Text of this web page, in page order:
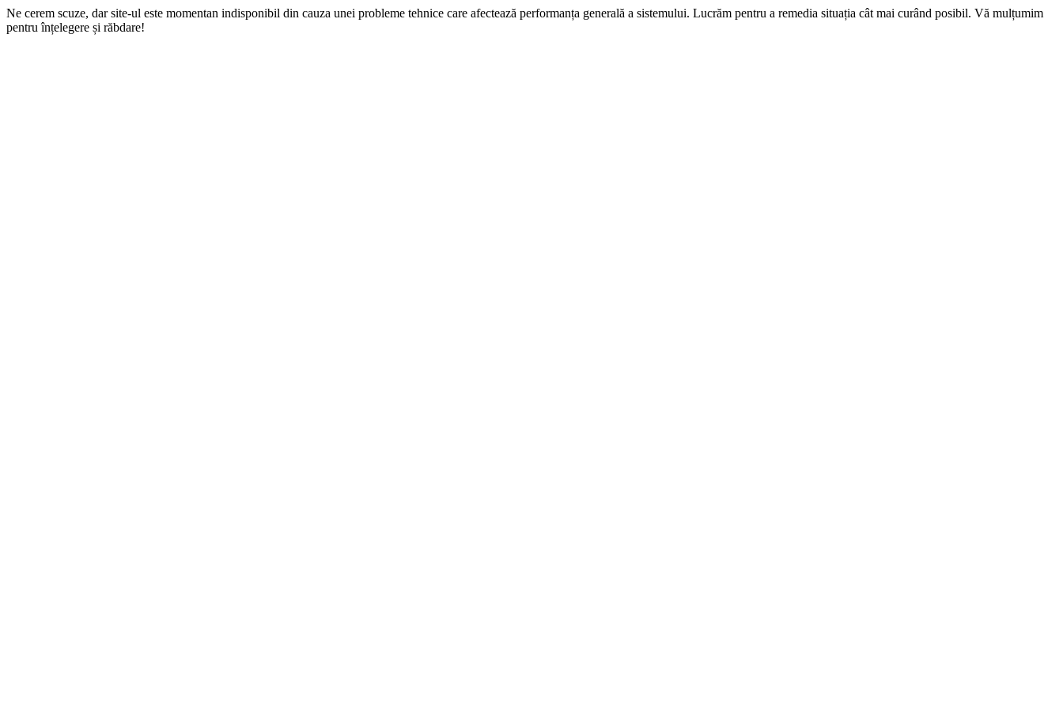
Ne cerem scuze, dar site-ul este momentan indisponibil din cauza unei probleme tehnice care afectează performanța generală a sistemului. Lucrăm pentru a remedia situația cât mai curând posibil. Vă mulțumim
pentru înțelegere și răbdare!